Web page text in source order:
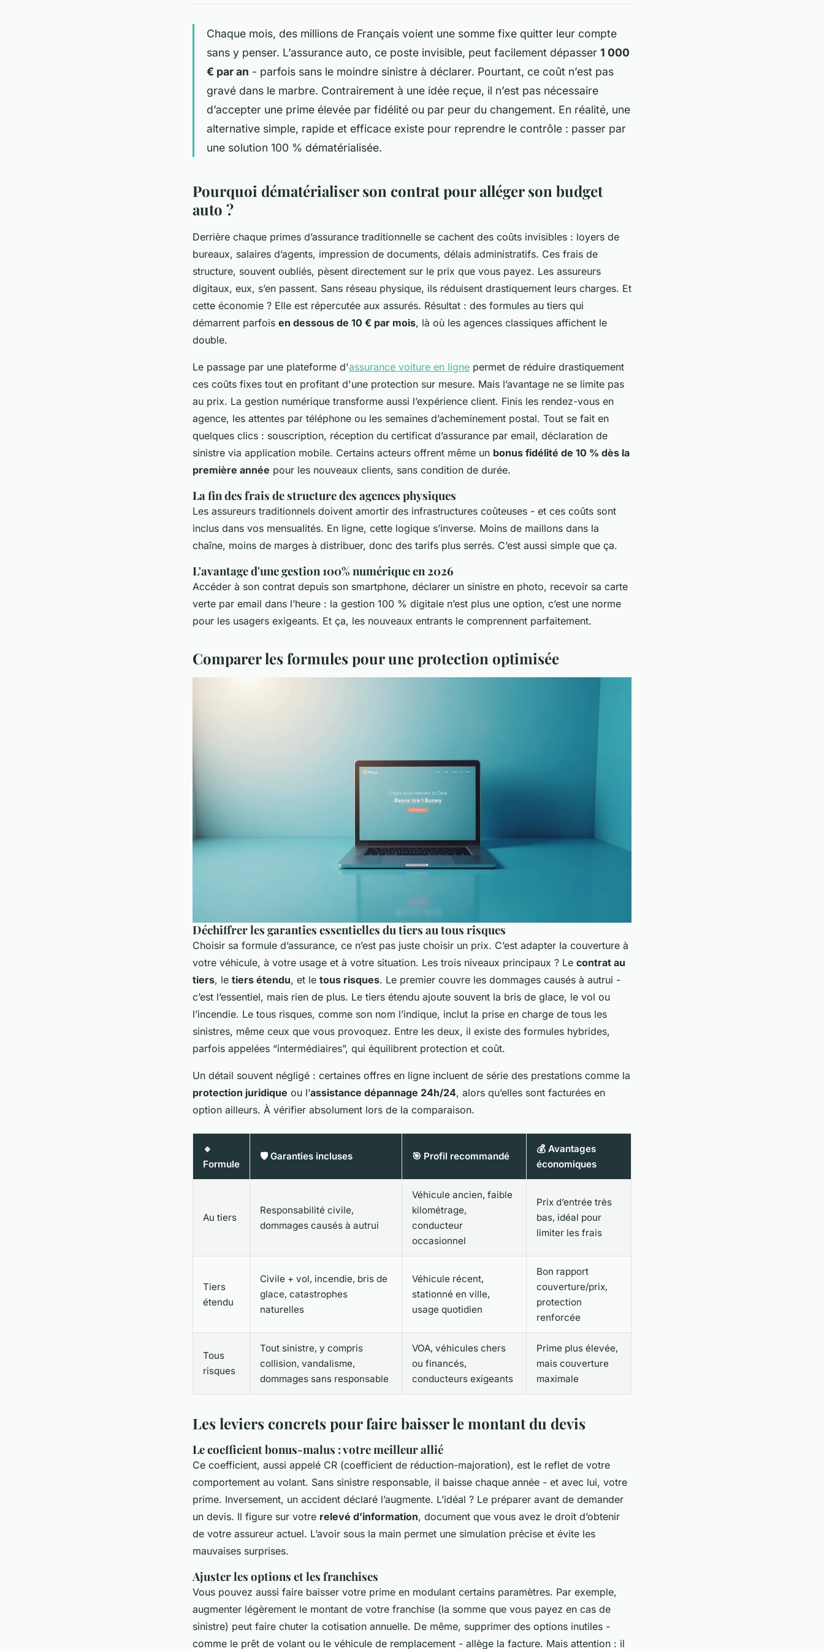
Chaque mois, des millions de Français voient une somme fixe quitter leur compte
sans y penser. L’assurance auto, ce poste invisible, peut facilement dépasser 1 000
€ par an - parfois sans le moindre sinistre à déclarer. Pourtant, ce coût n’est pas
gravé dans le marbre. Contrairement à une idée reçue, il n’est pas nécessaire
d’accepter une prime élevée par fidélité ou par peur du changement. En réalité, une
alternative simple, rapide et efficace existe pour reprendre le contrôle : passer par
une solution 100 % dématérialisée.
Pourquoi dématérialiser son contrat pour alléger son budget
auto ?
Derrière chaque primes d’assurance traditionnelle se cachent des coûts invisibles : loyers de
bureaux, salaires d’agents, impression de documents, délais administratifs. Ces frais de
structure, souvent oubliés, pèsent directement sur le prix que vous payez. Les assureurs
digitaux, eux, s’en passent. Sans réseau physique, ils réduisent drastiquement leurs charges. Et
cette économie ? Elle est répercutée aux assurés. Résultat : des formules au tiers qui
démarrent parfois en dessous de 10 € par mois, là où les agences classiques affichent le
double.
Le passage par une plateforme d'assurance voiture en ligne permet de réduire drastiquement
ces coûts fixes tout en profitant d'une protection sur mesure. Mais l’avantage ne se limite pas
au prix. La gestion numérique transforme aussi l’expérience client. Finis les rendez-vous en
agence, les attentes par téléphone ou les semaines d’acheminement postal. Tout se fait en
quelques clics : souscription, réception du certificat d’assurance par email, déclaration de
sinistre via application mobile. Certains acteurs offrent même un bonus fidélité de 10 % dès la
première année pour les nouveaux clients, sans condition de durée.
La fin des frais de structure des agences physiques
Les assureurs traditionnels doivent amortir des infrastructures coûteuses - et ces coûts sont
inclus dans vos mensualités. En ligne, cette logique s’inverse. Moins de maillons dans la
chaîne, moins de marges à distribuer, donc des tarifs plus serrés. C’est aussi simple que ça.
L'avantage d'une gestion 100% numérique en 2026
Accéder à son contrat depuis son smartphone, déclarer un sinistre en photo, recevoir sa carte
verte par email dans l’heure : la gestion 100 % digitale n’est plus une option, c’est une norme
pour les usagers exigeants. Et ça, les nouveaux entrants le comprennent parfaitement.
Comparer les formules pour une protection optimisée
Déchiffrer les garanties essentielles du tiers au tous risques
Choisir sa formule d’assurance, ce n’est pas juste choisir un prix. C’est adapter la couverture à
votre véhicule, à votre usage et à votre situation. Les trois niveaux principaux ? Le contrat au
tiers, le tiers étendu, et le tous risques. Le premier couvre les dommages causés à autrui -
c’est l’essentiel, mais rien de plus. Le tiers étendu ajoute souvent la bris de glace, le vol ou
l’incendie. Le tous risques, comme son nom l’indique, inclut la prise en charge de tous les
sinistres, même ceux que vous provoquez. Entre les deux, il existe des formules hybrides,
parfois appelées “intermédiaires”, qui équilibrent protection et coût.
Un détail souvent négligé : certaines offres en ligne incluent de série des prestations comme la
protection juridique ou l’assistance dépannage 24h/24, alors qu’elles sont facturées en
option ailleurs. À vérifier absolument lors de la comparaison.
🔹
Formule
🛡️ Garanties incluses 🎯 Profil recommandé
💰 Avantages
économiques
Au tiers
Responsabilité civile,
dommages causés à autrui
Véhicule ancien, faible
kilométrage,
conducteur
occasionnel
Prix d’entrée très
bas, idéal pour
limiter les frais
Tiers
étendu
Civile + vol, incendie, bris de
glace, catastrophes
naturelles
Véhicule récent,
stationné en ville,
usage quotidien
Bon rapport
couverture/prix,
protection
renforcée
Tous
risques
Tout sinistre, y compris
collision, vandalisme,
dommages sans responsable
VOA, véhicules chers
ou financés,
conducteurs exigeants
Prime plus élevée,
mais couverture
maximale
Les leviers concrets pour faire baisser le montant du devis
Le coefficient bonus-malus : votre meilleur allié
Ce coefficient, aussi appelé CR (coefficient de réduction-majoration), est le reflet de votre
comportement au volant. Sans sinistre responsable, il baisse chaque année - et avec lui, votre
prime. Inversement, un accident déclaré l’augmente. L’idéal ? Le préparer avant de demander
un devis. Il figure sur votre relevé d’information, document que vous avez le droit d’obtenir
de votre assureur actuel. L’avoir sous la main permet une simulation précise et évite les
mauvaises surprises.
Ajuster les options et les franchises
Vous pouvez aussi faire baisser votre prime en modulant certains paramètres. Par exemple,
augmenter légèrement le montant de votre franchise (la somme que vous payez en cas de
sinistre) peut faire chuter la cotisation annuelle. De même, supprimer des options inutiles -
comme le prêt de volant ou le véhicule de remplacement - allège la facture. Mais attention : il